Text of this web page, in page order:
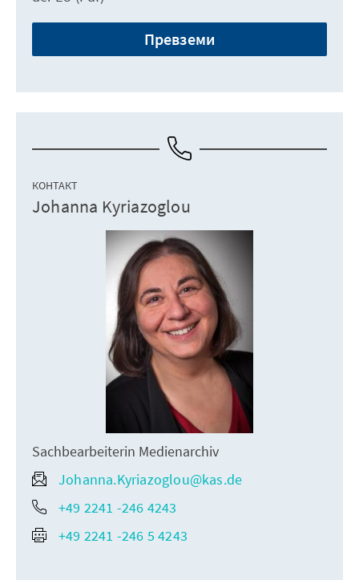
Превземи
КОНТАКТ
Johanna Kyriazoglou
Sachbearbeiterin Medienarchiv
Johanna.Kyriazoglou@kas.de
+49 2241 -246 4243
+49 2241 -246 5 4243